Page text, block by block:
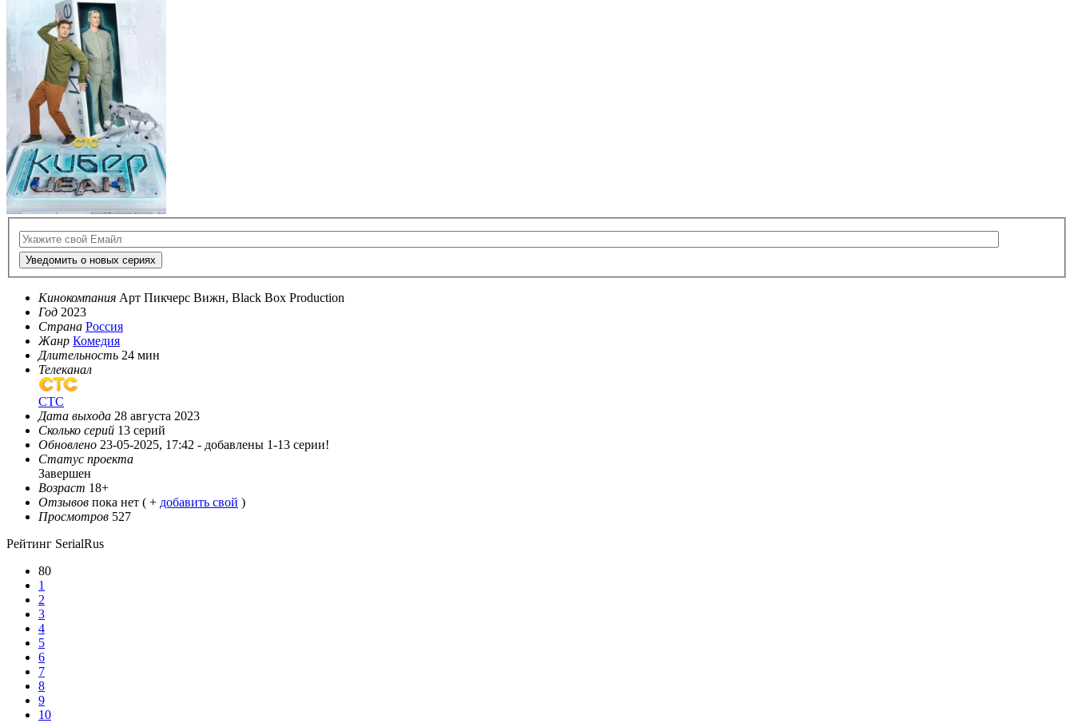
Уведомить о новых сериях
Кинокомпания Арт Пикчерс Вижн, Black Box Production
Год 2023
Страна Россия
Жанр Комедия
Длительность 24 мин
Телеканал
СТС
Дата выхода 28 августа 2023
Сколько серий 13 серий
Обновлено 23-05-2025, 17:42 - добавлены 1-13 серии!
Статус проекта
Завершен
Возраст 18+
Отзывов пока нет ( + добавить свой )
Просмотров 527
Рейтинг SerialRus
80
1
2
3
4
5
6
7
8
9
10